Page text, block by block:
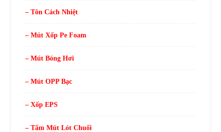
– Tôn Cách Nhiệt
– Mút Xốp Pe Foam
– Mút Bóng Hơi
– Mút OPP Bạc
– Xốp EPS
– Tấm Mút Lót Chuối